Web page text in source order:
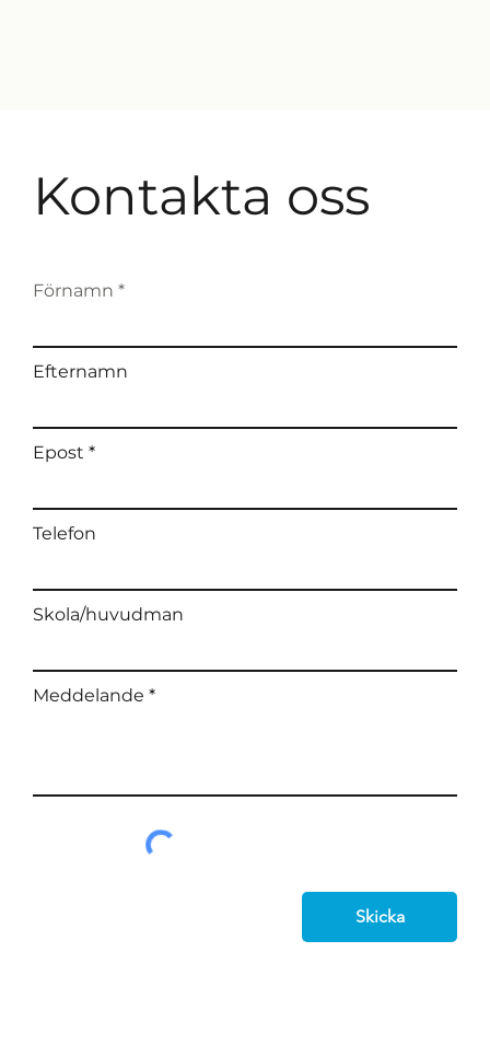
Kontakta oss
Förnamn *
Efternamn
Epost
Telefon
Skola/huvudman
Meddelande
Skicka